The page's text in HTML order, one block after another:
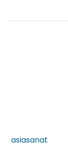
asiasanat